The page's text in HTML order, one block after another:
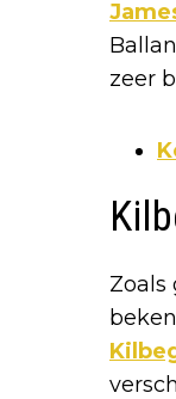
zeer
Zoals